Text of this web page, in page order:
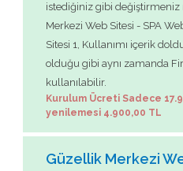
istediğiniz gibi
Merkezi Web Sitesi - SPA
Sitesi 1, Kullanımı içerik
olduğu gibi aynı zamanda
kullanılabilir.
Kurulum Ücreti Sadece
yenilemesi 4.900,00 TL
Güzellik Merkezi